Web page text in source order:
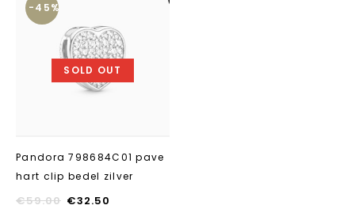
SOLD OUT
-45%
Pandora 798684C01 pave
hart clip bedel zilver
€59.00 €32.50